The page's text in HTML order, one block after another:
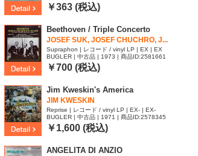
15
￥363 (税込)
Beethoven / Triple Concerto
JOSEF SUK, JOSEF CHUCHRO, J...
Supraphon | レコード / vinyl LP | EX | EX
BUGLER | 中古品 | 1973 | 商品ID:2581661
￥700 (税込)
Jim Kweskin's America
JIM KWESKIN
Reprise | レコード / vinyl LP | EX- | EX-
BUGLER | 中古品 | 1971 | 商品ID:2578345
￥1,600 (税込)
ANGELITA DI ANZIO